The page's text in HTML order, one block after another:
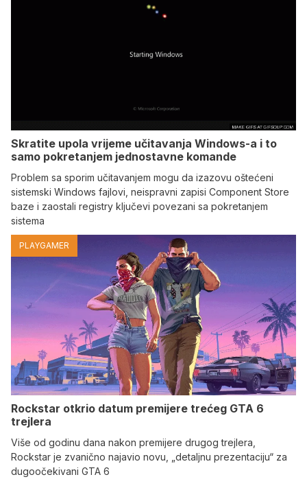
Skratite upola vrijeme učitavanja Windows-a i to
samo pokretanjem jednostavne komande
Problem sa sporim učitavanjem mogu da izazovu oštećeni
sistemski Windows fajlovi, neispravni zapisi Component Store
baze i zaostali registry ključevi povezani sa pokretanjem
sistema
PLAYGAMER
Rockstar otkrio datum premijere trećeg GTA 6
trejlera
Više od godinu dana nakon premijere drugog trejlera,
Rockstar je zvanično najavio novu, „detaljnu prezentaciju“ za
dugoočekivani GTA 6